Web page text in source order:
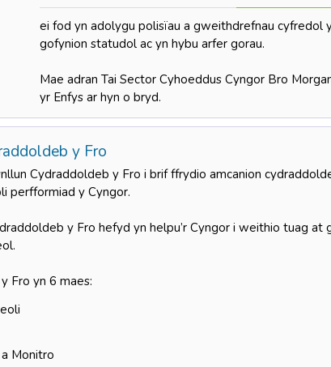
ei fod yn adolygu polisïau a gweithdrefnau cyfredol
gofynion statudol ac yn hybu arfer gorau.
Mae adran Tai Sector Cyhoeddus Cyngor Bro
yr Enfys ar hyn o bryd.
y Fro
Cydraddoldeb y Fro i brif ffrydio amcanion
perfformiad y Cyngor.
y Fro hefyd yn helpu’r Cyngor i weithio tuag
Fro yn 6 maes:
Monitro